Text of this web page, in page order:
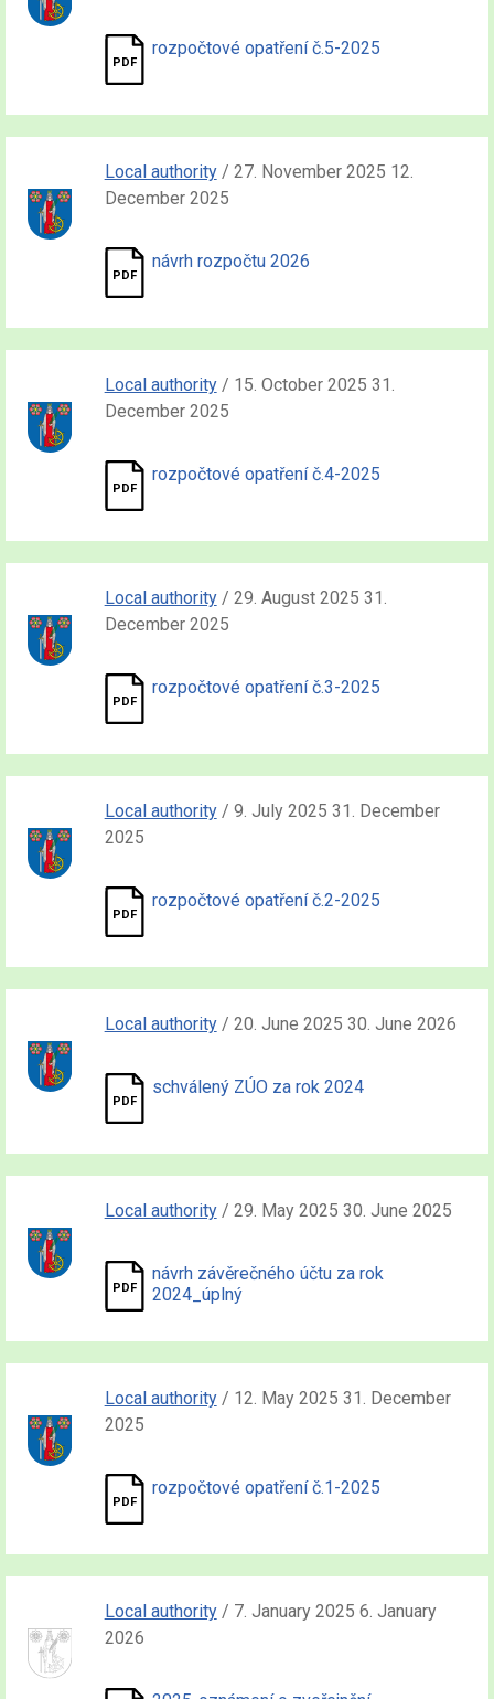
rozpočtové opatření č.5-2025
Local authority/ 27. November 2025 12.
December 2025
návrh rozpočtu 2026
Local authority/ 15. October 2025 31.
December 2025
rozpočtové opatření č.4-2025
Local authority/ 29. August 2025 31.
December 2025
rozpočtové opatření č.3-2025
Local authority/ 9. July 2025 31. December
2025
rozpočtové opatření č.2-2025
Local authority/ 20. June 2025 30. June 2026
schválený ZÚO za rok 2024
Local authority/ 29. May 2025 30. June 2025
návrh závěrečného účtu za rok
2024_úplný
Local authority/ 12. May 2025 31. December
2025
rozpočtové opatření č.1-2025
Local authority/ 7. January 2025 6. January
2026